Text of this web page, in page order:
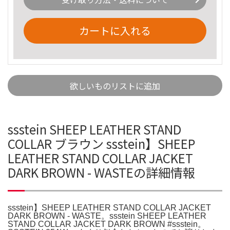
カートに入れる
欲しいものリストに追加
ssstein SHEEP LEATHER STAND
COLLAR ブラウン ssstein】SHEEP
LEATHER STAND COLLAR JACKET
DARK BROWN - WASTEの詳細情報
ssstein】SHEEP LEATHER STAND COLLAR JACKET
DARK BROWN - WASTE。ssstein SHEEP LEATHER
STAND COLLAR JACKET DARK BROWN #ssstein。